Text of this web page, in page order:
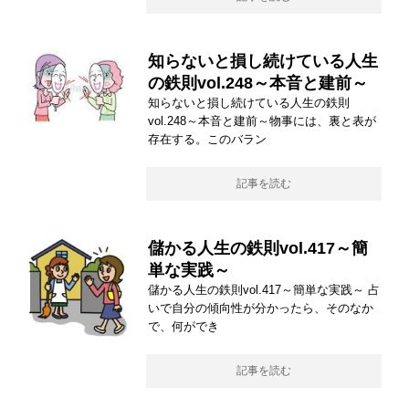
知らないと損し続けている人生
の鉄則vol.248～本音と建前～
知らないと損し続けている人生の鉄則
vol.248～本音と建前～物事には、裏と表が
存在する。このバラン
記事を読む
儲かる人生の鉄則vol.417～簡
単な実践～
儲かる人生の鉄則vol.417～簡単な実践～ 占
いで自分の傾向性が分かったら、そのなか
で、何ができ
記事を読む